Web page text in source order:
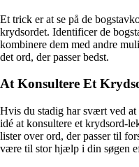
Et trick er at se på de
krydsordet. Identificer de
kombinere dem med andre
det ord, der passer bedst.
At Konsultere Et
Hvis du stadig har svært ved
idé at konsultere et krydsord-
lister over ord, der passer til
være til stor hjælp i din søgen